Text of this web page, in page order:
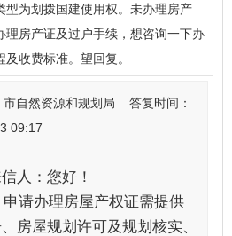
型为划拨国建使用权。未办理房产
理房产证及过户手续，想咨询一下办
收费标准。望回复。
市自然资源和规划局 答复时间：
09:17
人：您好！
办理房屋产权证需提供
房屋规划许可及规划核实、